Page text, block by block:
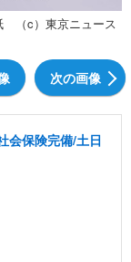
（c）東京ニュース
次の画像
会保険完備/土日